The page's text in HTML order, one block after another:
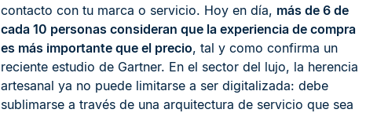
contacto con tu marca o servicio. Hoy en día, más de 6 de
cada 10 personas consideran que la experiencia de compra
es más importante que el precio, tal y como confirma un
reciente estudio de Gartner. En el sector del lujo, la herencia
artesanal ya no puede limitarse a ser digitalizada: debe
sublimarse a través de una arquitectura de servicio que sea